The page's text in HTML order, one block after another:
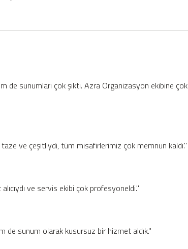
de sunumları çok şıktı. Azra Organizasyon ekibine çok
ve çeşitliydi, tüm misafirlerimiz çok memnun kaldı."
ve servis ekibi çok profesyoneldi."
sunum olarak kusursuz bir hizmet aldık."